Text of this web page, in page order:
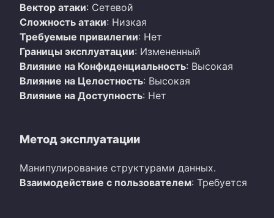
Вектор атаки: Сетевой
Сложность атаки: Низкая
Требуемые привилегии: Нет
Границы эксплуатации: Измененный
Влияние на Конфиденциальность: Высокая
Влияние на Целостность: Высокая
Влияние на Доступность: Нет
Метод эксплуатации
Манипулирование структурами данных.
Взаимодействие с пользователем: Требуется